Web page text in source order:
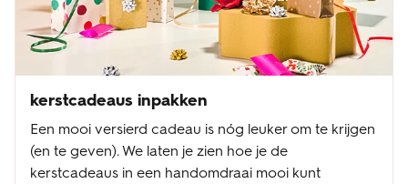
kerstcadeaus inpakken
Een mooi versierd cadeau is nóg leuker om te krijgen
(en te geven). We laten je zien hoe je de
kerstcadeaus in een handomdraai mooi kunt